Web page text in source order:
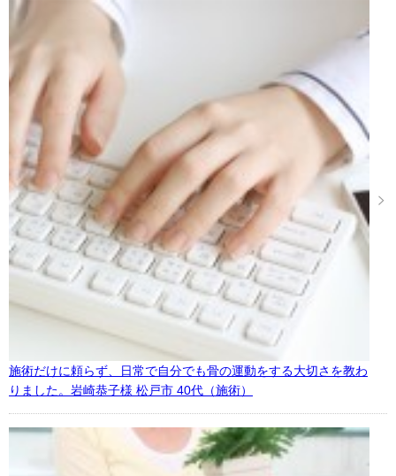
施術だけに頼らず、日常で自分でも骨の運動をする大切さを教わ
りました。岩崎恭子様 松戸市 40代（施術）